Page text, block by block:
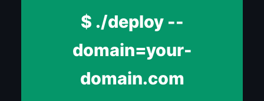
$ ./deploy --
domain=your-
domain.com